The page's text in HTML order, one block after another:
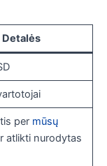
Detalės
per mūsų
atlikti nurodytas